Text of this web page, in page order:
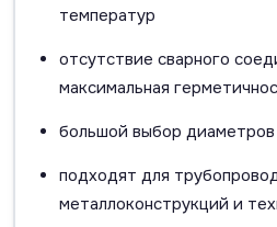
температур
отсутствие сварного
максимальная
большой выбор
подходят для
металлоконструкций и